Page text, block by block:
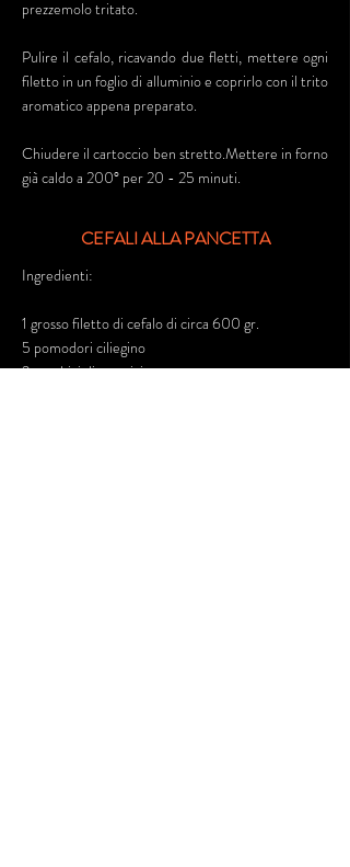
prezzemolo tritato.
Pulire il cefalo, ricavando due fletti, mettere ogni
filetto in un foglio di alluminio e coprirlo con il trito
aromatico appena preparato.
Chiudere il cartoccio ben stretto.Mettere in forno
già caldo a 200° per 20 - 25 minuti.
CEFALI ALLA PANCETTA
Ingredienti:
1 grosso filetto di cefalo di circa 600 gr.
5 pomodori ciliegino
2 cucchiai di parmigiano